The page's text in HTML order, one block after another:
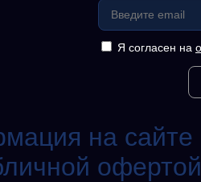
Я согласен на
на сайте